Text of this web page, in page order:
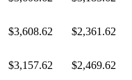
$3,608.62 $2,361.62
$3,157.62
$2,469.62